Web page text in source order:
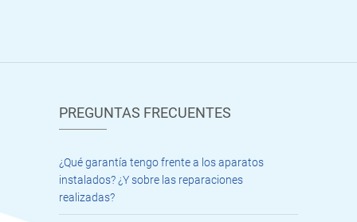
PREGUNTAS FRECUENTES
¿Qué garantía tengo frente a los aparatos
instalados? ¿Y sobre las reparaciones
realizadas?